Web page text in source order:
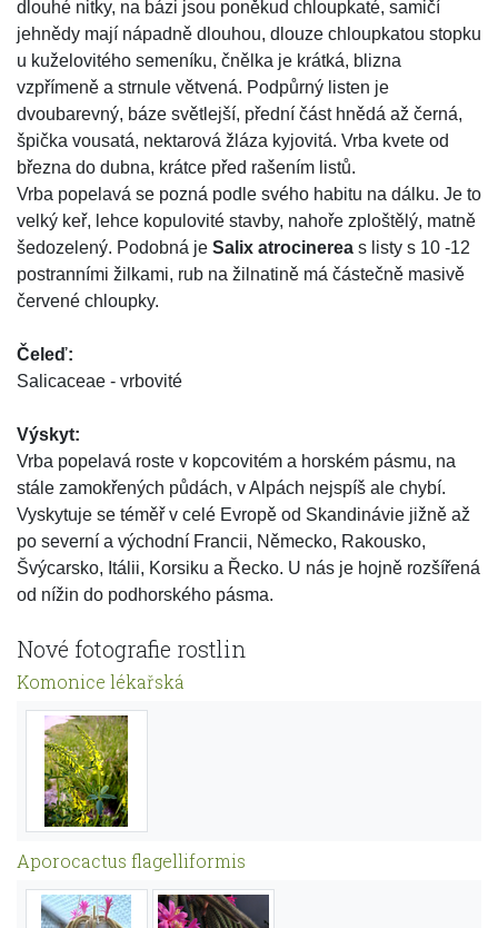
dlouhé nitky, na bázi jsou poněkud chloupkaté, samičí
jehnědy mají nápadně dlouhou, dlouze chloupkatou stopku
u kuželovitého semeníku, čnělka je krátká, blizna
vzpřímeně a strnule větvená. Podpůrný listen je
dvoubarevný, báze světlejší, přední část hnědá až černá,
špička vousatá, nektarová žláza kyjovitá. Vrba kvete od
března do dubna, krátce před rašením listů.
Vrba popelavá se pozná podle svého habitu na dálku. Je to
velký keř, lehce kopulovité stavby, nahoře zploštělý, matně
šedozelený. Podobná je Salix atrocinerea s listy s 10 -12
postranními žilkami, rub na žilnatině má částečně masivě
červené chloupky.
Čeleď:
Salicaceae - vrbovité
Výskyt:
Vrba popelavá roste v kopcovitém a horském pásmu, na
stále zamokřených půdách, v Alpách nejspíš ale chybí.
Vyskytuje se téměř v celé Evropě od Skandinávie jižně až
po severní a východní Francii, Německo, Rakousko,
Švýcarsko, Itálii, Korsiku a Řecko. U nás je hojně rozšířená
od nížin do podhorského pásma.
Nové fotografie rostlin
Komonice lékařská
Aporocactus flagelliformis